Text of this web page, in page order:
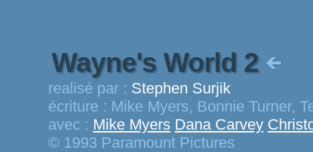
Wayne's World 2
realisé par : Stephen Surjik
écriture : Mike Myers, Bonnie Turner,
avec : Mike Myers Dana Carvey
© 1993 Paramount Pictures